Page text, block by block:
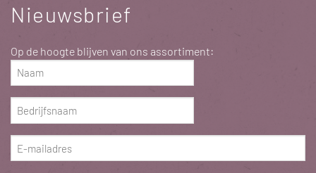
Nieuwsbrief
Op de hoogte blijven van ons assortiment:
Naam
(Vereist)
Bedrijfsnaam
(Vereist)
E-
mailadres